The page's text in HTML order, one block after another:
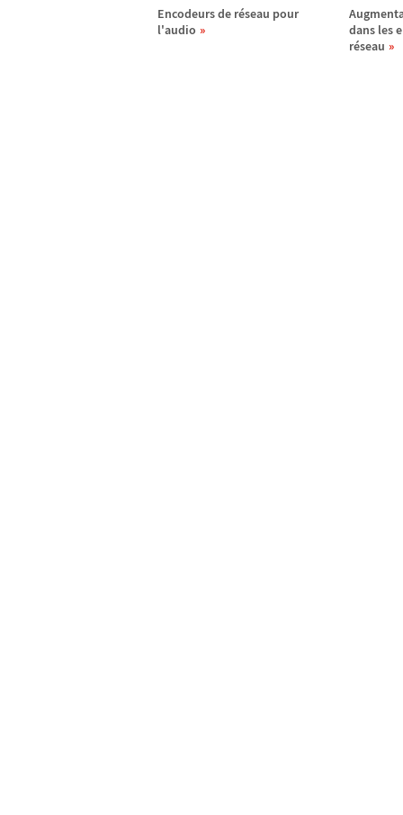
Encodeurs de réseau pour
l'audio
dans les
réseau